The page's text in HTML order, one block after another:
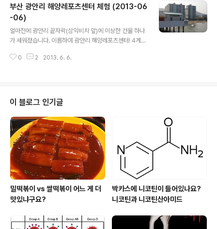
왔습니다. 그래도 솔직히 미국 아니면 4시간 걸리는 곳을
당일치기로 다녀오는 일은 별로 없겠지요. 먼 거리를 무리
해서 간 이유는 뉴욕에서 일하는 제자를 만나 야구를 보기
위해서 였는데 야구장 소식은 다음에 하기로 하구요. 아무
튼 4시간 가까이 걸려서 달렸더니 드디어 차 창밖으로 뉴
욕이 보이기 시작합니다. 뉴욕 맨하탄은 서쪽으로 허드슨
부산 광안리 해양레포츠센터 체험 (2013-06
-06)
얼마전에 광안리 끝자락(삼익비치 앞)에 이상한 건물 하나
가 세워졌습니다. 이름하여 광안리 해양레포츠센터! 4계절
그래서 아이들을 데리고 가봤습니다. 건물 안으로 들어갔
다. 건물 유리창에는 이런 종이가 붙어 있더군요. 아마 이게
인기 있는 품목들인가 봅니다. 저 가격은 봄 가격이고 여름
이라 5천원 정도씩 올려받는 것 같더군요. 접수대 앞에는
팜플렛도 있습니다. 이것 저것 할 것은 많습니다. 가장 인기
있는 것은 모터보트와 제트보트, 그리고 바나나보트인 것
같더군요. 일단 돈을 내고 옷..
0 2 2013. 6. 6.
이 블로그 인기글
밀떡볶이 vs 쌀떡볶이 어느 게 더
맛있냐구요?
박카스에 니코틴이 들어있나요?
니코틴과 니코틴산아미드